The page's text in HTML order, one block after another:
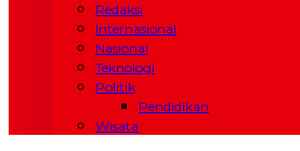
Redaksi
Internasional
Nasional
Teknologi
Politik
Pendidikan
Wisata